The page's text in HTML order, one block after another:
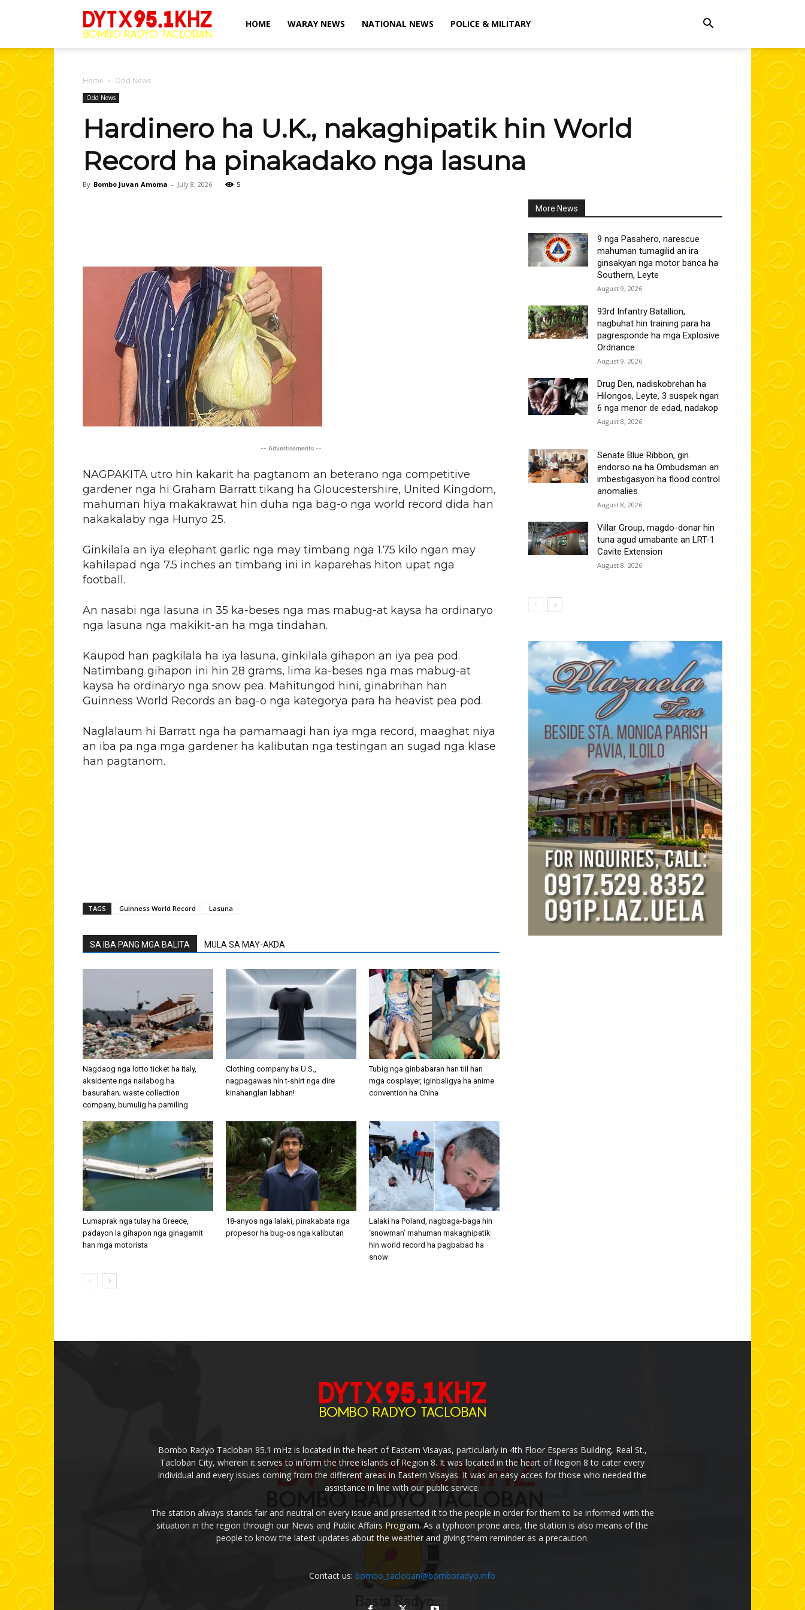
Bombo
Tacloban
HOME WARAY NEWS NATIONAL NEWS POLICE & MILITARY
Home Odd News
Odd News
Hardinero ha U.K., nakaghipatik hin World
Record ha pinakadako nga lasuna
By Bombo Juvan Amoma - July 8, 2026 5
Linkedin
-- Advertisements --
NAGPAKITA utro hin kakarit ha pagtanom an beterano nga competitive
gardener nga hi Graham Barratt tikang ha Gloucestershire, United Kingdom,
mahuman hiya makakrawat hin duha nga bag-o nga world record dida han
nakakalaby nga Hunyo 25.
Ginkilala an iya elephant garlic nga may timbang nga 1.75 kilo ngan may
kahilapad nga 7.5 inches an timbang ini in kaparehas hiton upat nga
football.
An nasabi nga lasuna in 35 ka-beses nga mas mabug-at kaysa ha ordinaryo
nga lasuna nga makikit-an ha mga tindahan.
Kaupod han pagkilala ha iya lasuna, ginkilala gihapon an iya pea pod.
Natimbang gihapon ini hin 28 grams, lima ka-beses nga mas mabug-at
kaysa ha ordinaryo nga snow pea. Mahitungod hini, ginabrihan han
Guinness World Records an bag-o nga kategorya para ha heavist pea pod.
Naglalaum hi Barratt nga ha pamamaagi han iya mga record, maaghat niya
an iba pa nga mga gardener ha kalibutan nga testingan an sugad nga klase
han pagtanom.
TAGS Guinness World Record Lasuna
SA IBA PANG MGA BALITA MULA SA MAY-AKDA
Nagdaog nga lotto ticket ha Italy,
aksidente nga nailabog ha
basurahan; waste collection
company, bumulig ha pamiling
Clothing company ha U.S.,
nagpagawas hin t-shirt nga dire
kinahanglan labhan!
Tubig nga ginbabaran han tiil han
mga cosplayer, iginbaligya ha anime
convention ha China
Lumaprak nga tulay ha Greece,
padayon la gihapon nga ginagamit
han mga motorista
18-anyos nga lalaki, pinakabata nga
propesor ha bug-os nga kalibutan
Lalaki ha Poland, nagbaga-baga hin
‘snowman’ mahuman makaghipatik
hin world record ha pagbabad ha
snow
More News
9 nga Pasahero, narescue
mahuman tumagilid an ira
ginsakyan nga motor banca ha
Southern, Leyte
August 9, 2026
93rd Infantry Batallion,
nagbuhat hin training para ha
pagresponde ha mga Explosive
Ordnance
August 9, 2026
Drug Den, nadiskobrehan ha
Hilongos, Leyte, 3 suspek ngan
6 nga menor de edad, nadakop
August 8, 2026
Senate Blue Ribbon, gin
endorso na ha Ombudsman an
imbestigasyon ha flood control
anomalies
August 8, 2026
Villar Group, magdo-donar hin
tuna agud umabante an LRT-1
Cavite Extension
August 8, 2026
Bombo Radyo Tacloban 95.1 mHz is located in the heart of Eastern Visayas, particularly in 4th Floor Esperas Building, Real St.,
Tacloban City, wherein it serves to inform the three islands of Region 8. It was located in the heart of Region 8 to cater every
individual and every issues coming from the different areas in Eastern Visayas. It was an easy acces for those who needed the
assistance in line with our public service.
The station always stands fair and neutral on every issue and presented it to the people in order for them to be informed with the
situation in the region through our News and Public Affairs Program. As a typhoon prone area, the station is also means of the
people to know the latest updates about the weather and giving them reminder as a precaution.
Contact us:bombo_tacloban@bomboradyo.info